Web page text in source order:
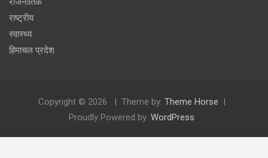
राष्ट्रीय
स्वास्थ्य
हिमाचल प्रदेश
Copyright © 2026 Theme by: Theme Horse
Proudly Powered by: WordPress